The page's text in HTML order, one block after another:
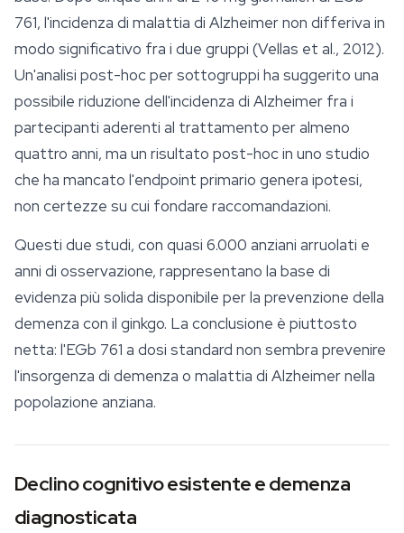
761, l'incidenza di malattia di Alzheimer non differiva in
modo significativo fra i due gruppi (Vellas et al., 2012).
Un'analisi post-hoc per sottogruppi ha suggerito una
possibile riduzione dell'incidenza di Alzheimer fra i
partecipanti aderenti al trattamento per almeno
quattro anni, ma un risultato post-hoc in uno studio
che ha mancato l'endpoint primario genera ipotesi,
non certezze su cui fondare raccomandazioni.
Questi due studi, con quasi 6.000 anziani arruolati e
anni di osservazione, rappresentano la base di
evidenza più solida disponibile per la prevenzione della
demenza con il ginkgo. La conclusione è piuttosto
netta: l'EGb 761 a dosi standard non sembra prevenire
l'insorgenza di demenza o malattia di Alzheimer nella
popolazione anziana.
Declino cognitivo esistente e demenza
diagnosticata